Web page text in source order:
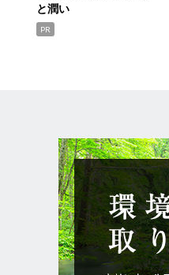
と潤い
PR